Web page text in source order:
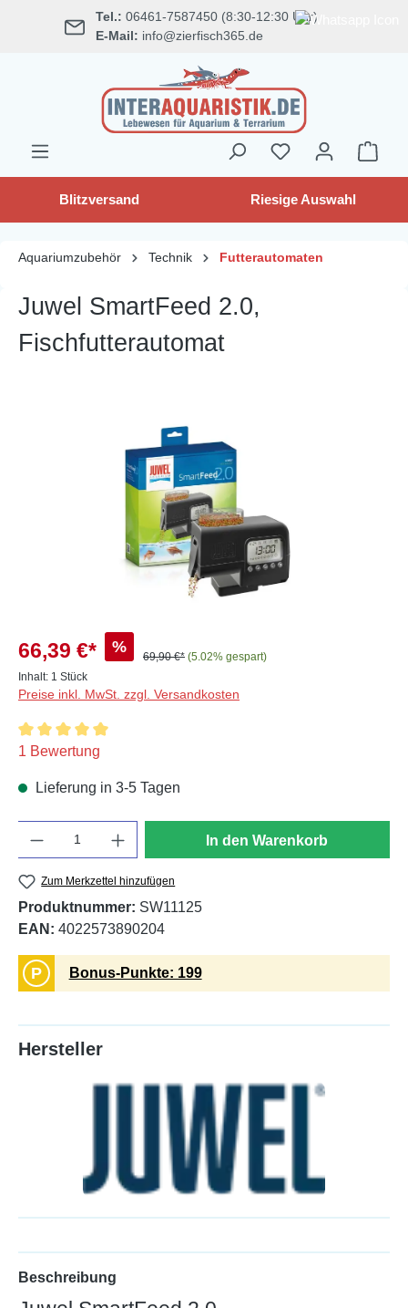
springen Tel.: 06461-7587450 (8:30-12:30 Uhr)
E-Mail: info@zierfisch365.de
Blitzversand Riesige Auswahl
Aquariumzubehör Technik Futterautomaten
Juwel SmartFeed 2.0,
Fischfutterautomat
66,39 €* %
69,90 €* (5.02% gespart)
Inhalt: 1 Stück
Preise inkl. MwSt. zzgl. Versandkosten
Durchschnittliche Bewertung von 5 von 5 Sternen
1 Bewertung
Lieferung in 3-5 Tagen
In den Warenkorb
Zum Merkzettel hinzufügen
Produktnummer: SW11125
EAN: 4022573890204
P Bonus-Punkte: 199
Hersteller
Beschreibung